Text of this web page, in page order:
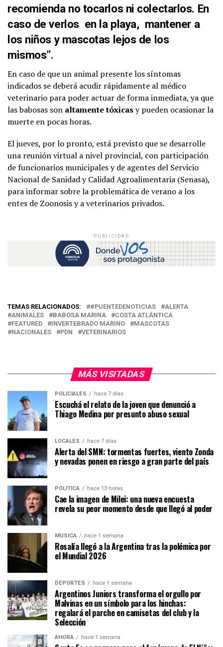
recomienda no tocarlos ni colectarlos. En
caso de verlos en la playa, mantener a
los niños y mascotas lejos de los
mismos”.
En caso de que un animal presente los síntomas
indicados se deberá acudir rápidamente al médico
veterinario para poder actuar de forma inmediata, ya que
las babosas son altamente tóxicasy pueden ocasionar la
muerte en pocas horas.
El jueves, por lo pronto, está previsto que se desarrolle
una reunión virtual a nivel provincial, con participación
de funcionarios municipales y de agentes del Servicio
Nacional de Sanidad y Calidad Agroalimentaria (Senasa),
para informar sobre la problemática de verano a los
entes de Zoonosis y a veterinarios privados.
PUBLICIDAD
TEMAS RELACIONADOS: #PUENTEDENOTICIAS
ALERTA
ANIMALES
BABOSA MARINA
COSTA ATLÁNTICA
FEATURED
INVERTEBRADO MARINO
MASCOTAS
NACIONALES
PDN VETERINARIOS
MÁS VISITADAS
POLICIALES hace 7 días
Escuchá el relato de la joven que denunció a
Thiago Medina por presunto abuso sexual
LOCALES hace 7 días
Alerta del SMN: tormentas fuertes, viento Zonda
y nevadas ponen en riesgo a gran parte del país
POLÍTICA hace 13 horas
Cae la imagen de Milei: una nueva encuesta
revela su peor momento desde que llegó al poder
MÚSICA hace 1 semana
Rosalía llegó a la Argentina tras la polémica por
el Mundial 2026
DEPORTES hace 1 semana
Argentinos Juniors transforma el orgullo por
Malvinas en un símbolo para los hinchas:
regalará el parche en camisetas del club y la
Selección
AHORA hace 1 semana